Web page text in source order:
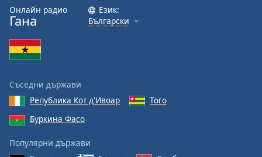
End
dialog
window.
Онлайн радио
Гана
Език:
Български
Съседни държави
Република Кот д'Ивоар
Того
Буркина Фасо
Популярни държави